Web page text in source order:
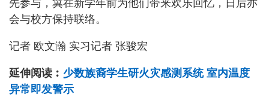
先参与，冀在新学年前为他们带来欢乐回忆，日后亦
会与校方保持联络。
记者 欧文瀚 实习记者 张骏宏
延伸阅读︰ 少数族裔学生研火灾感测系统 室内温度
异常即发警示